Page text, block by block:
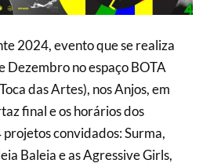
2024, evento que se realiza
Dezembro no espaço BOTA
das Artes), nos Anjos, em
final e os horários dos
convidados: Surma,
Baleia e as Agressive Girls,